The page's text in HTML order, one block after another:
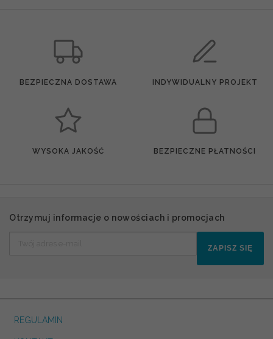
BEZPIECZNA DOSTAWA INDYWIDUALNY PROJEKT
WYSOKA JAKOŚĆ BEZPIECZNE PŁATNOŚCI
Otrzymuj informacje o nowościach i promocjach
ZAPISZ SIĘ
REGULAMIN